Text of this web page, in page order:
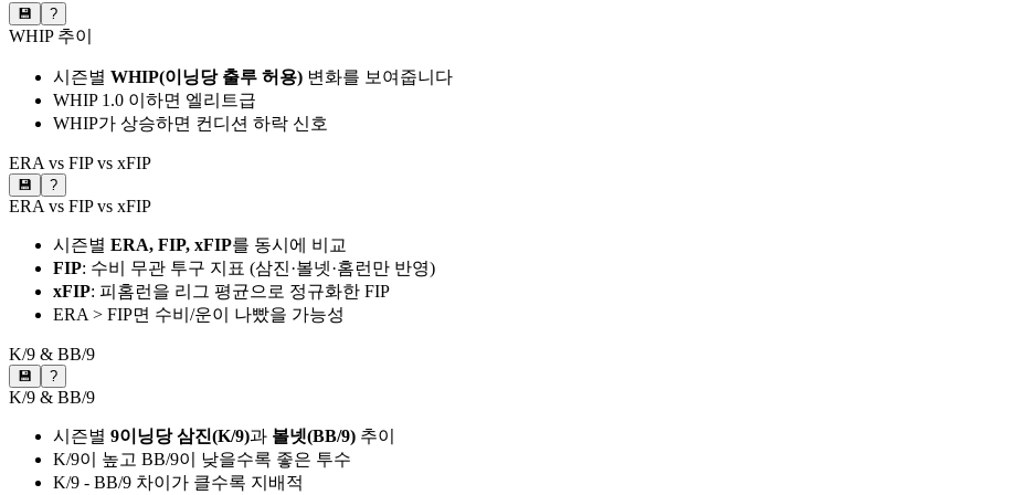
💾 ?
WHIP 추이
시즌별 WHIP(이닝당 출루 허용) 변화를 보여줍니다
WHIP 1.0 이하면 엘리트급
WHIP가 상승하면 컨디션 하락 신호
ERA vs FIP vs xFIP
💾 ?
ERA vs FIP vs xFIP
시즌별 ERA, FIP, xFIP를 동시에 비교
FIP: 수비 무관 투구 지표 (삼진·볼넷·홈런만 반영)
xFIP: 피홈런을 리그 평균으로 정규화한 FIP
ERA > FIP면 수비/운이 나빴을 가능성
K/9 & BB/9
💾 ?
K/9 & BB/9
시즌별 9이닝당 삼진(K/9)과 볼넷(BB/9) 추이
K/9이 높고 BB/9이 낮을수록 좋은 투수
K/9 - BB/9 차이가 클수록 지배적